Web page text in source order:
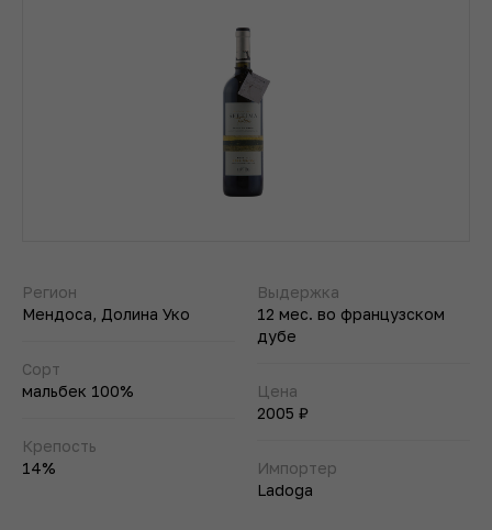
Регион
Мендоса, Долина Уко
Сорт
мальбек 100%
Крепость
14%
Выдержка
12 мес. во французском
дубе
Цена
2005 ₽
Импортер
Ladoga